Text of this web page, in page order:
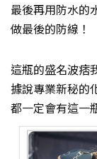
最後再用防水的
做最後的防線！
這瓶的盛名波痞
據說專業新秘的
都一定會有這一